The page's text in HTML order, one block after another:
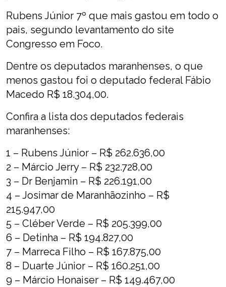
Rubens Júnior 7º que mais gastou em todo o
pais, segundo levantamento do site
Congresso em Foco.
Dentre os deputados maranhenses, o que
menos gastou foi o deputado federal Fábio
Macedo R$ 18.304,00.
Confira a lista dos deputados federais
maranhenses:
1 – Rubens Júnior – R$ 262.636,00
2 – Márcio Jerry – R$ 232.728,00
3 – Dr Benjamin – R$ 226.191,00
4 – Josimar de Maranhãozinho – R$
215.947,00
5 – Cléber Verde – R$ 205.399,00
6 – Detinha – R$ 194.827,00
7 – Marreca Filho – R$ 167.875,00
8 – Duarte Júnior – R$ 160.251,00
9 – Márcio Honaiser – R$ 149.467,00